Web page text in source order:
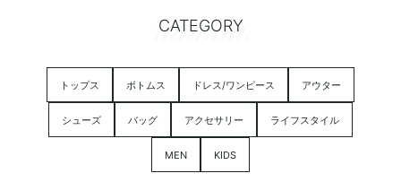
CATEGORY
トップス ボトムス ドレス/ワンピース アウター
シューズ バッグ アクセサリー ライフスタイル
MEN KIDS